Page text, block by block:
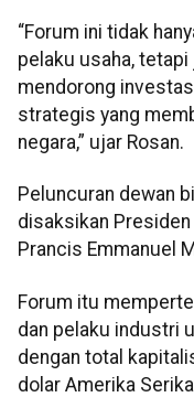
“Forum ini tidak
pelaku usaha,
mendorong
strategis yang
negara,” ujar Rosan.
Peluncuran dewan
disaksikan
Prancis Emmanuel
Forum itu
dan pelaku industri
dengan total
dolar Amerika